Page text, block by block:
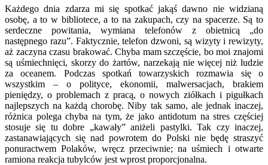
Każdego dnia zdarza mi się spotkać jakąś dawno nie widzianą
osobę, a to w bibliotece, a to na zakupach, czy na spacerze. Są to
serdeczne powitania, wymiana telefonów z obietnicą „do
następnego razu”. Faktycznie, telefon dzwoni, są wizyty i rewizyty,
aż zaczyna czasu brakować. Chyba mam szczęście, bo moi znajomi
są uśmiechnięci, skorzy do żartów, narzekają nie więcej niż ludzie
za oceanem. Podczas spotkań towarzyskich rozmawia się o
wszystkim – o polityce, ekonomii, malwersacjach, brakiem
pieniędzy, o problemach z pracą, o nowych ziółkach i pigułkach
najlepszych na każdą chorobę. Niby tak samo, ale jednak inaczej,
różnica polega chyba na tym, że jako antidotum na stres częściej
stosuje się tu dobre „kawały” aniżeli pastylki. Tak czy inaczej,
zastanawiających się nad powrotem do Polski nie będę straszyć
ponuractwem Polaków, wręcz przeciwnie; na uśmiech i otwarte
ramiona reakcja tubylców jest wprost proporcjonalna.